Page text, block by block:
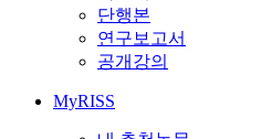
단행본
연구보고서
공개강의
MyRISS